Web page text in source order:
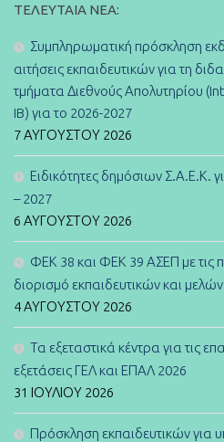
ΤΕΛΕΥΤΑΊΑ ΝΈΑ:
Συμπληρωματική πρόσκληση
αιτήσεις εκπαιδευτικών για τη
τμήματα Διεθνούς Απολυτηρίου
IB) για το 2026-2027
7 ΑΥΓΟΎΣΤΟΥ 2026
Ειδικότητες δημόσιων Σ.Α.Ε.Κ.
– 2027
6 ΑΥΓΟΎΣΤΟΥ 2026
ΦΕΚ 38 και ΦΕΚ 39 ΑΣΕΠ με τις
διορισμό εκπαιδευτικών και
4 ΑΥΓΟΎΣΤΟΥ 2026
Τα εξεταστικά κέντρα για τις
εξετάσεις ΓΕΛ και ΕΠΑΛ 2026
31 ΙΟΥΛΊΟΥ 2026
Πρόσκληση εκπαιδευτικών για